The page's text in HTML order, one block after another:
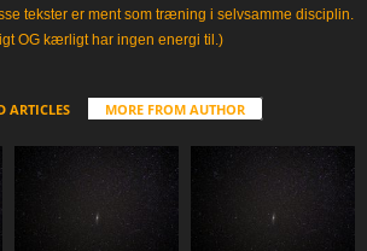
tekster er ment som træning i selvsamme disciplin.
OG kærligt har ingen energi til.)
ARTICLES MORE FROM AUTHOR